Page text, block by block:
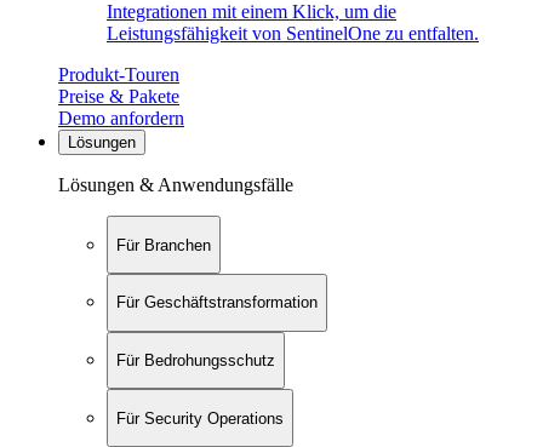
Integrationen mit einem Klick, um die
Leistungsfähigkeit von SentinelOne zu entfalten.
Produkt-Touren
Preise & Pakete
Demo anfordern
Lösungen
Lösungen & Anwendungsfälle
Für Branchen
Für Geschäftstransformation
Für Bedrohungsschutz
Für Security Operations